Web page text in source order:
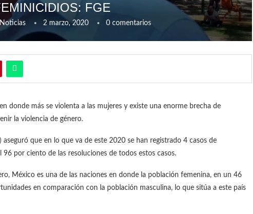
FGE
2 marzo, 2020 0 comentarios
donde más se violenta a las mujeres y existe una enorme brecha de
la violencia de género.
aseguró que en lo que va de este 2020 se han registrado 4 casos de
por ciento de las resoluciones de todos estos casos.
México es una de las naciones en donde la población femenina, en un 46
en comparación con la población masculina, lo que sitúa a este país